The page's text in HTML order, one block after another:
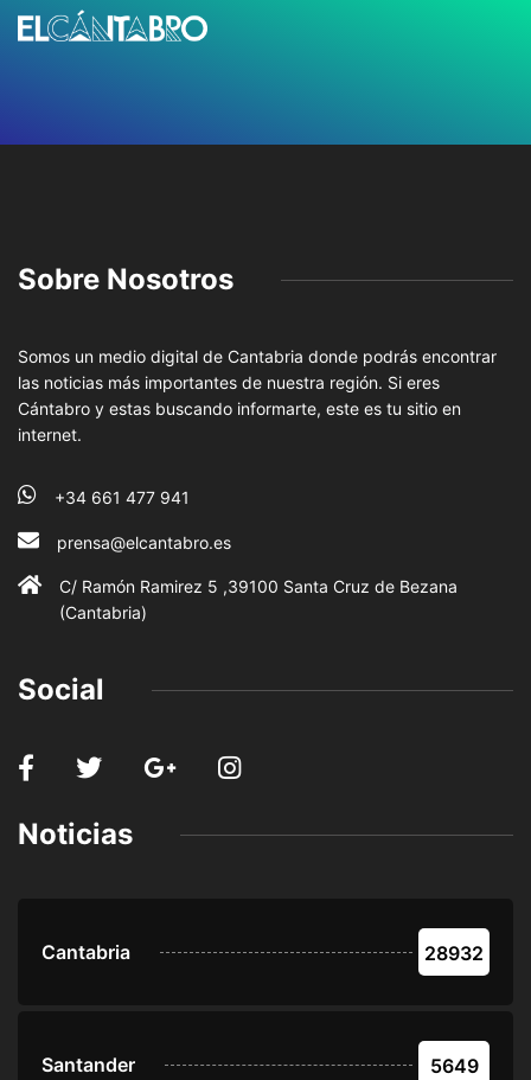
Sobre Nosotros
Somos un medio digital de Cantabria donde podrás encontrar
las noticias más importantes de nuestra región. Si eres
Cántabro y estas buscando informarte, este es tu sitio en
internet.
+34 661 477 941
prensa@elcantabro.es
C/ Ramón Ramirez 5 ,39100 Santa Cruz de Bezana
(Cantabria)
Social
Noticias
Cantabria 28932
Santander 5649